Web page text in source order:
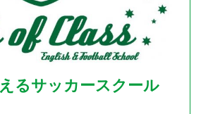
るサッカースクール